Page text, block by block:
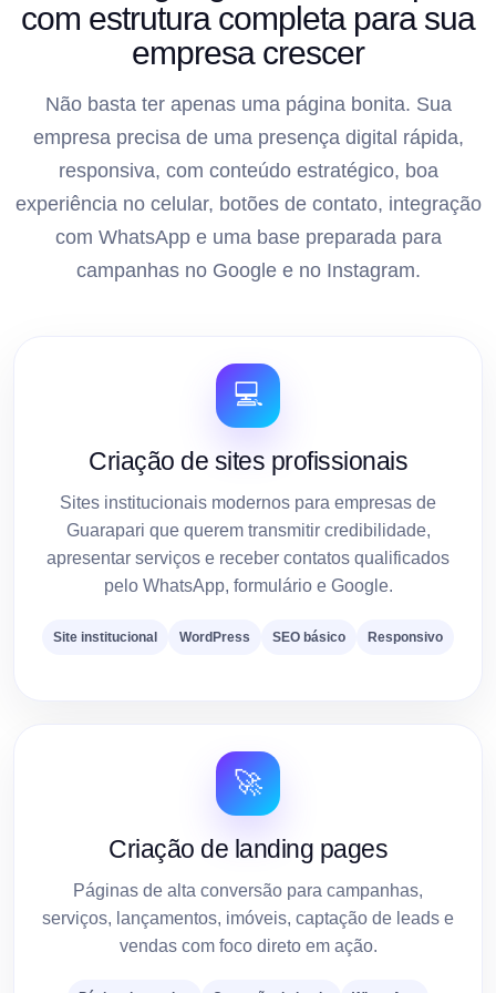
com estrutura completa para sua
empresa crescer
Não basta ter apenas uma página bonita. Sua
empresa precisa de uma presença digital rápida,
responsiva, com conteúdo estratégico, boa
experiência no celular, botões de contato, integração
com WhatsApp e uma base preparada para
campanhas no Google e no Instagram.
💻
Criação de sites profissionais
Sites institucionais modernos para empresas de
Guarapari que querem transmitir credibilidade,
apresentar serviços e receber contatos qualificados
pelo WhatsApp, formulário e Google.
Site institucional WordPress SEO básico Responsivo
🚀
Criação de landing pages
Páginas de alta conversão para campanhas,
serviços, lançamentos, imóveis, captação de leads e
vendas com foco direto em ação.